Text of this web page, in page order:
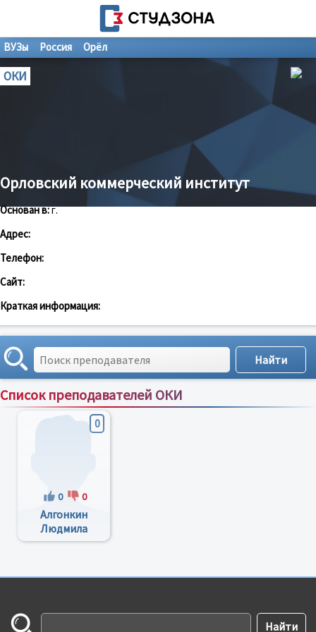
ВУЗы Россия Орёл
ОКИ
Орловский коммерческий институт
Основан в:г.
Адрес:
Телефон:
Сайт:
Краткая информация:
Список преподавателей ОКИ
Сортировка по:имени;рейтингу;отзывам
0
0 0
Алгонкин
Людмила
Ильинична